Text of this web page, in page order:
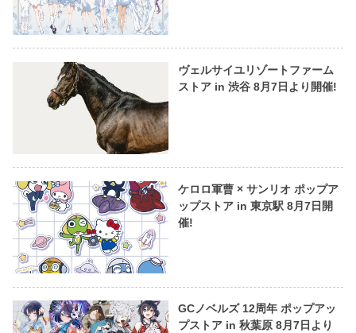
ヴェルサイユリゾートファーム
ストア in 渋谷 8月7日より開催!
ケロロ軍曹 × サンリオ ポップア
ップストア in 東京駅 8月7日開
催!
GCノベルズ 12周年 ポップアッ
プストア in 秋葉原 8月7日より